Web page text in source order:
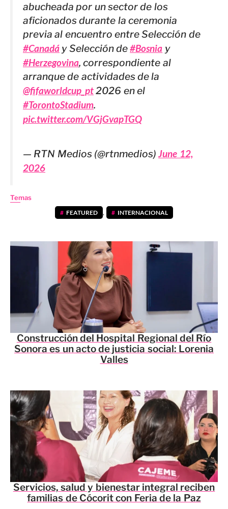
abucheada por un sector de los
aficionados durante la ceremonia
previa al encuentro entre Selección de
#Canadá y Selección de#Bosnia y
#Herzegovina, correspondiente al
arranque de actividades de la
@fifaworldcup_pt2026 en el
#TorontoStadium.
pic.twitter.com/VGjGvapTGQ
— RTN Medios (@rtnmedios)June 12,
2026
Temas
FEATURED , INTERNACIONAL
Construcción del Hospital Regional del Río
Sonora es un acto de justicia social: Lorenia
Valles
Servicios, salud y bienestar integral reciben
familias de Cócorit con Feria de la Paz